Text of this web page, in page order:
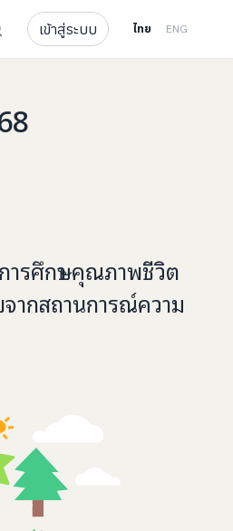
เข้าสู่ระบบ ไทย ENG
ารศึกษา คุณภาพชีวิต
ากสถานการณ์ความ